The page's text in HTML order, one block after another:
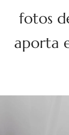
fotos
aporta